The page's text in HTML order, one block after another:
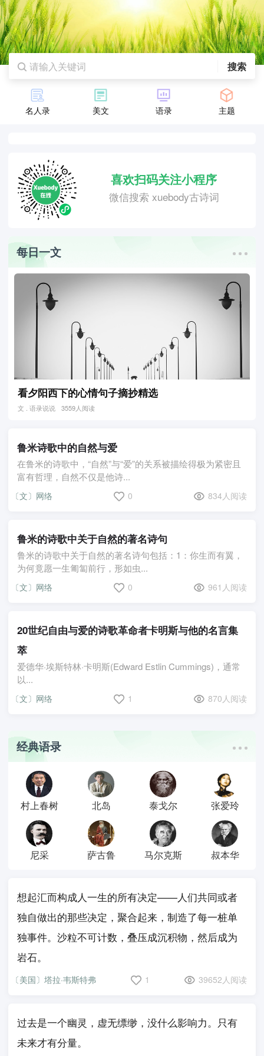
搜索
名人录 美文 语录 主题
喜欢扫码关注小程序
微信搜索 xuebody古诗词
每日一文
看夕阳西下的心情句子摘抄精选
文 . 语录说说 3559人阅读
鲁米诗歌中的自然与爱
在鲁米的诗歌中，“自然”与“爱”的关系被描绘得极为紧密且
富有哲理，自然不仅是他诗...
〔文〕网络 0 834人阅读
鲁米的诗歌中关于自然的著名诗句
鲁米的诗歌中关于自然的著名诗句包括：1：你生而有翼，
为何竟愿一生匍匐前行，形如虫...
〔文〕网络 0 961人阅读
20世纪自由与爱的诗歌革命者卡明斯与他的名言集
萃
爱德华·埃斯特林·卡明斯(Edward Estlin Cummings)，通常
以...
〔文〕网络 1 870人阅读
经典语录
村上春树 北岛 泰戈尔 张爱玲
尼采 萨古鲁 马尔克斯 叔本华
想起汇而构成人一生的所有决定——人们共同或者
独自做出的那些决定，聚合起来，制造了每一桩单
独事件。沙粒不可计数，叠压成沉积物，然后成为
岩石。
〔美国〕塔拉·韦斯特弗 1 39652人阅读
过去是一个幽灵，虚无缥缈，没什么影响力。只有
未来才有分量。